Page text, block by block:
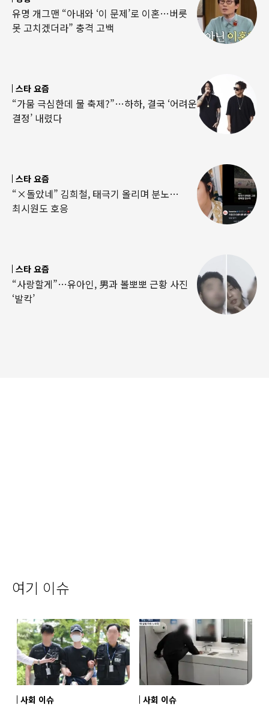
유명 개그맨 “아내와 ‘이 문제’로 이혼…버릇
못 고치겠더라” 충격 고백
스타 요즘
“가뭄 극심한데 물 축제?”…하하, 결국 ‘어려운
결정’ 내렸다
스타 요즘
“×돌았네” 김희철, 태극기 올리며 분노…
최시원도 호응
스타 요즘
“사랑할게”…유아인, 男과 볼뽀뽀 근황 사진
‘발칵’
여기 이슈
사회 이슈 사회 이슈